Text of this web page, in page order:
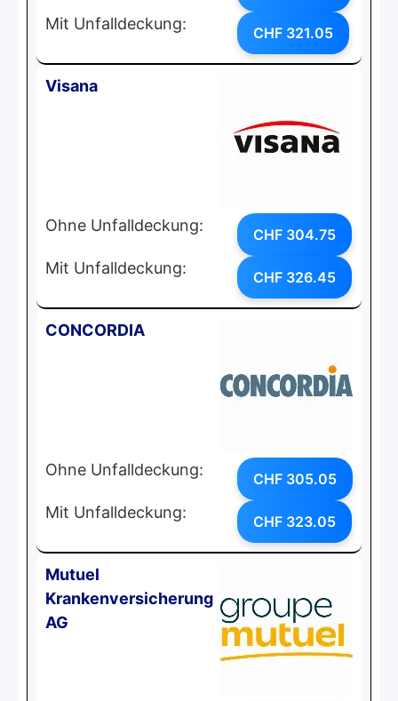
Mit Unfalldeckung: CHF 321.05
Visana
Ohne Unfalldeckung: CHF 304.75
Mit Unfalldeckung: CHF 326.45
CONCORDIA
Ohne Unfalldeckung: CHF 305.05
Mit Unfalldeckung: CHF 323.05
Mutuel
Krankenversicherung
AG